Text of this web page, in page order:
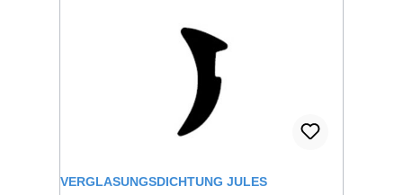
VERGLASUNGSDICHTUNG JULES